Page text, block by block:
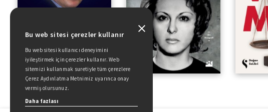
Bu web sitesi çerezler kullanır
Bu web sitesi kullanıcı deneyimini
iyileştirmek için çerezler kullanır. Web
sitemizi kullanmak suretiyle tüm çerezlere
Çerez Aydınlatma Metnimiz uyarınca onay
vermiş olursunuz.
Daha fazlası